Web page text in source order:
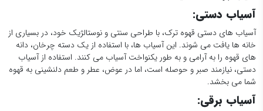
آسیاب دستی:
آسیاب های دستی قهوه ترک، با طراحی سنتی و نوستالژیک خود، در بسیاری از
خانه ها یافت می شوند. این آسیاب ها، با استفاده از یک دسته چرخان، دانه
های قهوه را به آرامی و به طور یکنواخت آسیاب می کنند. استفاده از آسیاب
دستی، نیازمند صبر و حوصله است، اما در عوض، عطر و طعم دلنشینی به قهوه
شما می بخشد.
آسیاب برقی: